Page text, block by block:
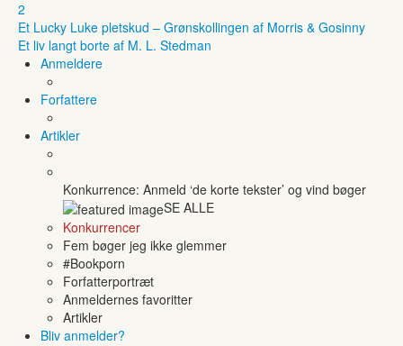
2
Et Lucky Luke pletskud – Grønskollingen af Morris & Gosinny
Et liv langt borte af M. L. Stedman
Anmeldere
Forfattere
Artikler
Konkurrence: Anmeld ‘de korte tekster’ og vind bøger
SE ALLE
Konkurrencer
Fem bøger jeg ikke glemmer
#Bookporn
Forfatterportræt
Anmeldernes favoritter
Artikler
Bliv anmelder?